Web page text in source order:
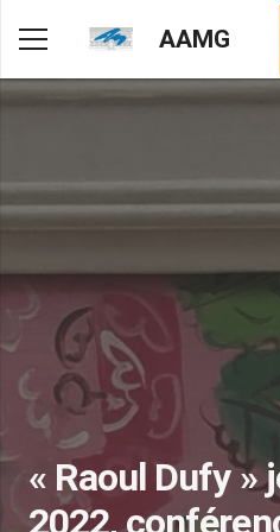
AAMG
« Raoul Dufy »
2022,